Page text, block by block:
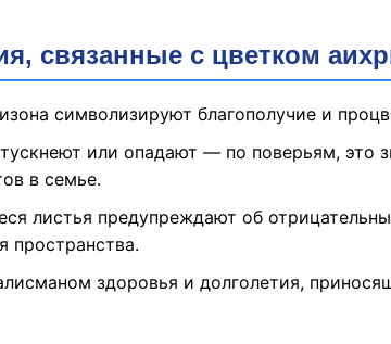
связанные с цветком
символизируют благополучие и
или опадают — по поверьям, это
в семье.
листья предупреждают об
пространства.
здоровья и долголетия,